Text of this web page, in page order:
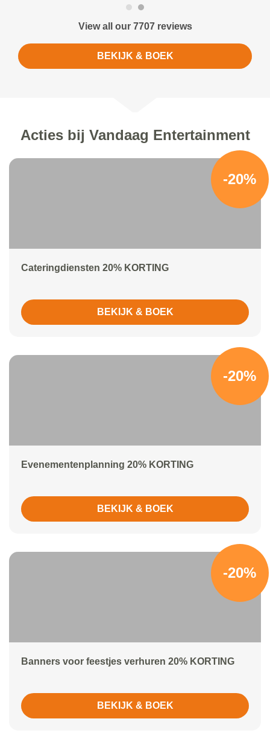
View all our 7707 reviews
BEKIJK & BOEK
Acties bij Vandaag Entertainment
-20%
Cateringdiensten 20% KORTING
BEKIJK & BOEK
-20%
Evenementenplanning 20% KORTING
BEKIJK & BOEK
-20%
Banners voor feestjes verhuren 20% KORTING
BEKIJK & BOEK